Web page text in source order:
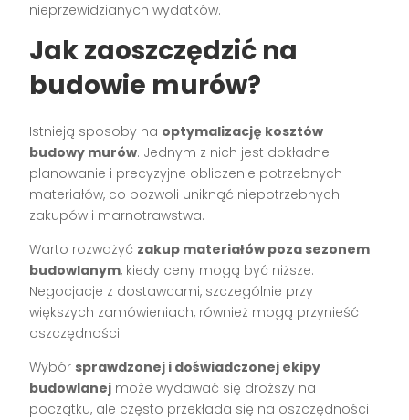
nieprzewidzianych wydatków.
Jak zaoszczędzić na
budowie murów?
Istnieją sposoby na optymalizację kosztów
budowy murów. Jednym z nich jest dokładne
planowanie i precyzyjne obliczenie potrzebnych
materiałów, co pozwoli uniknąć niepotrzebnych
zakupów i marnotrawstwa.
Warto rozważyć zakup materiałów poza sezonem
budowlanym, kiedy ceny mogą być niższe.
Negocjacje z dostawcami, szczególnie przy
większych zamówieniach, również mogą przynieść
oszczędności.
Wybór sprawdzonej i doświadczonej ekipy
budowlanej może wydawać się droższy na
początku, ale często przekłada się na oszczędności